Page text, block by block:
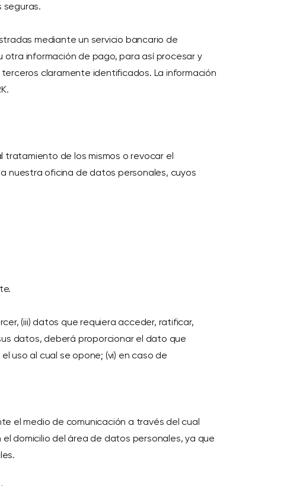
seguras.
mediante un servicio bancario de
información de pago, para así procesar y
claramente identificados. La información
de los mismos o revocar el
nuestra oficina de datos personales, cuyos
(iii) datos que requiera acceder, ratificar,
datos, deberá proporcionar el dato que
uso al cual se opone; (vi) en caso de
el medio de comunicación a través del cual
domicilio del área de datos personales, ya que